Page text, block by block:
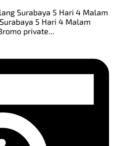
Surabaya 5 Hari 4 Malam
5 Hari 4 Malam
private...